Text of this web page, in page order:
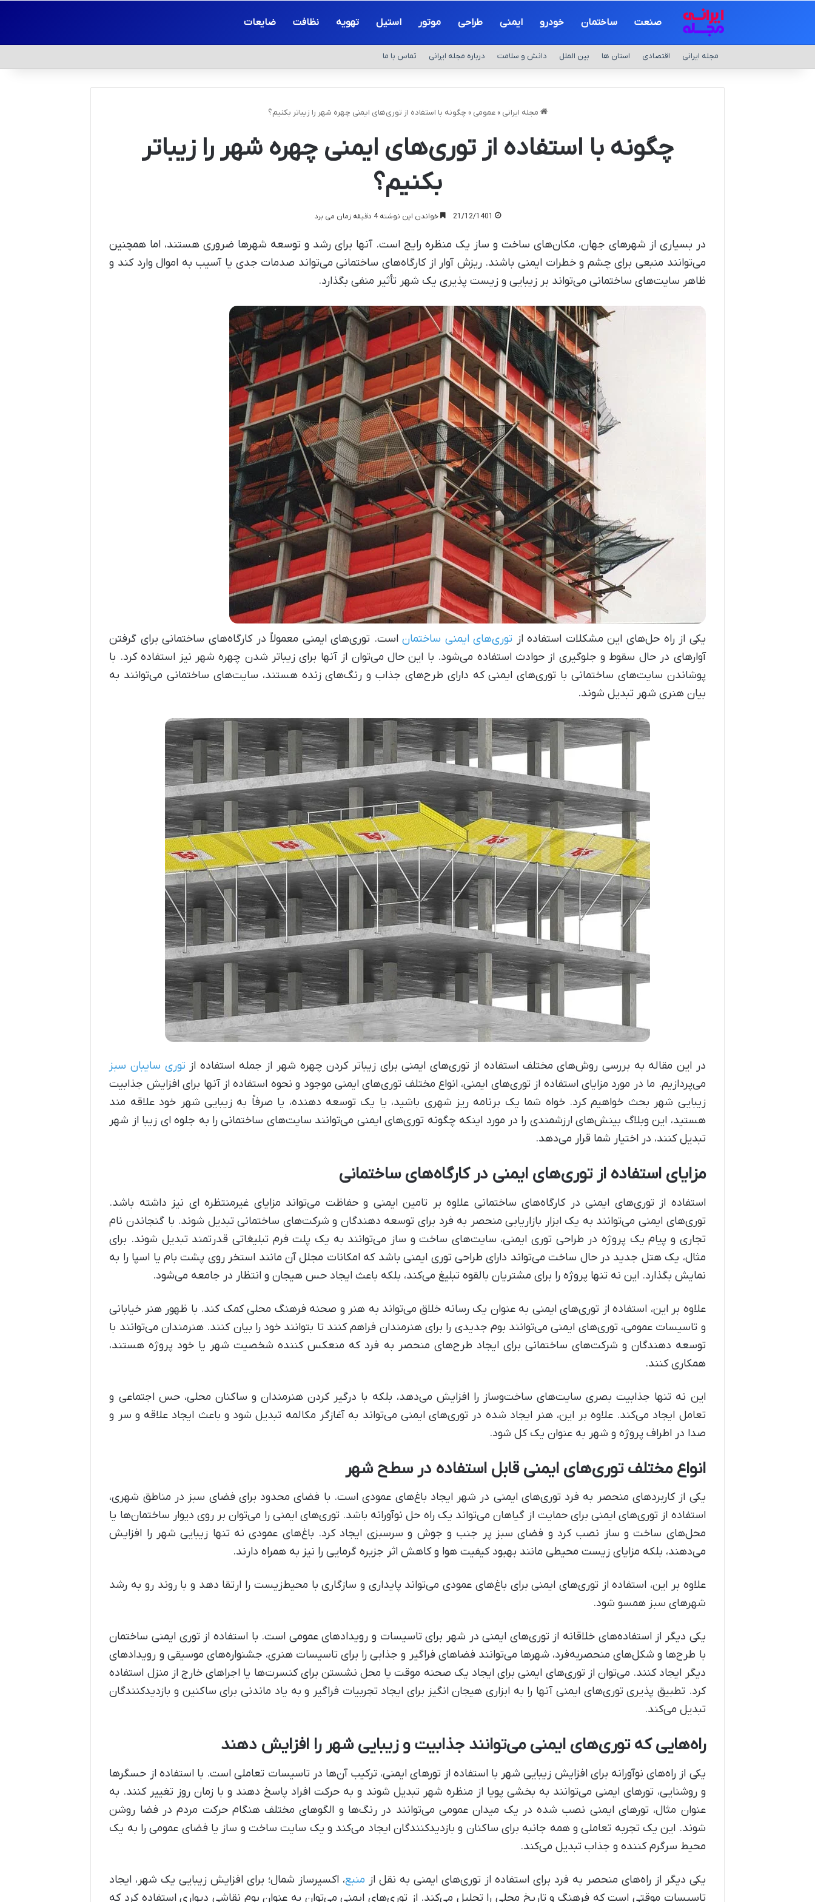
صنعت ساختمان خودرو ایمنی طراحی موتور استیل تهویه نظافت ضایعات
مجله ایرانی اقتصادی استان ها بین الملل دانش و سلامت درباره مجله ایرانی تماس با ما
مجله ایرانی » عمومی » چگونه با استفاده از توری‌های ایمنی چهره شهر را زیباتر بکنیم؟
چگونه با استفاده از توری‌های ایمنی چهره شهر را زیباتر
بکنیم؟
21/12/1401 خواندن این نوشته 4 دقیقه زمان می برد
در بسیاری از شهرهای جهان، مکان‌های ساخت و ساز یک منظره رایج است. آنها برای رشد و توسعه شهرها ضروری هستند، اما همچنین
می‌توانند منبعی برای چشم و خطرات ایمنی باشند. ریزش آوار از کارگاه‌های ساختمانی می‌تواند صدمات جدی یا آسیب به اموال وارد کند و
ظاهر سایت‌های ساختمانی می‌تواند بر زیبایی و زیست پذیری یک شهر تأثیر منفی بگذارد.
یکی از راه حل‌های این مشکلات استفاده از توری‌های ایمنی ساختماناست. توری‌های ایمنی معمولاً در کارگاه‌های ساختمانی برای گرفتن
آوارهای در حال سقوط و جلوگیری از حوادث استفاده می‌شود. با این حال می‌توان از آنها برای زیباتر شدن چهره شهر نیز استفاده کرد. با
پوشاندن سایت‌های ساختمانی با توری‌های ایمنی که دارای طرح‌های جذاب و رنگ‌های زنده هستند، سایت‌های ساختمانی می‌توانند به
بیان هنری شهر تبدیل شوند.
در این مقاله به بررسی روش‌های مختلف استفاده از توری‌های ایمنی برای زیباتر کردن چهره شهر از جمله استفاده از توری سایبان سبز
می‌پردازیم. ما در مورد مزایای استفاده از توری‌های ایمنی، انواع مختلف توری‌های ایمنی موجود و نحوه استفاده از آنها برای افزایش جذابیت
زیبایی شهر بحث خواهیم کرد. خواه شما یک برنامه ریز شهری باشید، یا یک توسعه دهنده، یا صرفاً به زیبایی شهر خود علاقه مند
هستید، این وبلاگ بینش‌های ارزشمندی را در مورد اینکه چگونه توری‌های ایمنی می‌توانند سایت‌های ساختمانی را به جلوه ای زیبا از شهر
تبدیل کنند، در اختیار شما قرار می‌دهد.
مزایای استفاده از توری‌های ایمنی در کارگاه‌های ساختمانی
استفاده از توری‌های ایمنی در کارگاه‌های ساختمانی علاوه بر تامین ایمنی و حفاظت می‌تواند مزایای غیرمنتظره ای نیز داشته باشد.
توری‌های ایمنی می‌توانند به یک ابزار بازاریابی منحصر به فرد برای توسعه دهندگان و شرکت‌های ساختمانی تبدیل شوند. با گنجاندن نام
تجاری و پیام یک پروژه در طراحی توری ایمنی، سایت‌های ساخت و ساز می‌توانند به یک پلت فرم تبلیغاتی قدرتمند تبدیل شوند. برای
مثال، یک هتل جدید در حال ساخت می‌تواند دارای طراحی توری ایمنی باشد که امکانات مجلل آن مانند استخر روی پشت بام یا اسپا را به
نمایش بگذارد. این نه تنها پروژه را برای مشتریان بالقوه تبلیغ می‌کند، بلکه باعث ایجاد حس هیجان و انتظار در جامعه می‌شود.
علاوه بر این، استفاده از توری‌های ایمنی به عنوان یک رسانه خلاق می‌تواند به هنر و صحنه فرهنگ محلی کمک کند. با ظهور هنر خیابانی
و تاسیسات عمومی، توری‌های ایمنی می‌توانند بوم جدیدی را برای هنرمندان فراهم کنند تا بتوانند خود را بیان کنند. هنرمندان می‌توانند با
توسعه دهندگان و شرکت‌های ساختمانی برای ایجاد طرح‌های منحصر به فرد که منعکس کننده شخصیت شهر یا خود پروژه هستند،
همکاری کنند.
این نه تنها جذابیت بصری سایت‌های ساخت‌وساز را افزایش می‌دهد، بلکه با درگیر کردن هنرمندان و ساکنان محلی، حس اجتماعی و
تعامل ایجاد می‌کند. علاوه بر این، هنر ایجاد شده در توری‌های ایمنی می‌تواند به آغازگر مکالمه تبدیل شود و باعث ایجاد علاقه و سر و
صدا در اطراف پروژه و شهر به عنوان یک کل شود.
انواع مختلف توری‌های ایمنی قابل استفاده در سطح شهر
یکی از کاربردهای منحصر به فرد توری‌های ایمنی در شهر ایجاد باغ‌های عمودی است. با فضای محدود برای فضای سبز در مناطق شهری،
استفاده از توری‌های ایمنی برای حمایت از گیاهان می‌تواند یک راه حل نوآورانه باشد. توری‌های ایمنی را می‌توان بر روی دیوار ساختمان‌ها یا
محل‌های ساخت و ساز نصب کرد و فضای سبز پر جنب و جوش و سرسبزی ایجاد کرد. باغ‌های عمودی نه تنها زیبایی شهر را افزایش
می‌دهند، بلکه مزایای زیست محیطی مانند بهبود کیفیت هوا و کاهش اثر جزیره گرمایی را نیز به همراه دارند.
علاوه بر این، استفاده از توری‌های ایمنی برای باغ‌های عمودی می‌تواند پایداری و سازگاری با محیط‌زیست را ارتقا دهد و با روند رو به رشد
شهرهای سبز همسو شود.
یکی دیگر از استفاده‌های خلاقانه از توری‌های ایمنی در شهر برای تاسیسات و رویدادهای عمومی است. با استفاده از توری ایمنی ساختمان
با طرح‌ها و شکل‌های منحصربه‌فرد، شهرها می‌توانند فضاهای فراگیر و جذابی را برای تاسیسات هنری، جشنواره‌های موسیقی و رویدادهای
دیگر ایجاد کنند. می‌توان از توری‌های ایمنی برای ایجاد یک صحنه موقت یا محل نشستن برای کنسرت‌ها یا اجراهای خارج از منزل استفاده
کرد. تطبیق پذیری توری‌های ایمنی آنها را به ابزاری هیجان انگیز برای ایجاد تجربیات فراگیر و به یاد ماندنی برای ساکنین و بازدیدکنندگان
تبدیل می‌کند.
راه‌هایی که توری‌های ایمنی می‌توانند جذابیت و زیبایی شهر را افزایش دهند
یکی از راه‌های نوآورانه برای افزایش زیبایی شهر با استفاده از تور‌های ایمنی، ترکیب آن‌ها در تاسیسات تعاملی است. با استفاده از حسگرها
و روشنایی، تور‌های ایمنی می‌توانند به بخشی پویا از منظره شهر تبدیل شوند و به حرکت افراد پاسخ دهند و با زمان روز تغییر کنند. به
عنوان مثال، تور‌های ایمنی نصب شده در یک میدان عمومی می‌توانند در رنگ‌ها و الگوهای مختلف هنگام حرکت مردم در فضا روشن
شوند. این یک تجربه تعاملی و همه جانبه برای ساکنان و بازدیدکنندگان ایجاد می‌کند و یک سایت ساخت و ساز یا فضای عمومی را به یک
محیط سرگرم کننده و جذاب تبدیل می‌کند.
یکی دیگر از راه‌های منحصر به فرد برای استفاده از توری‌های ایمنی به نقل از منبع، اکسیرساز شمال؛ برای افزایش زیبایی یک شهر، ایجاد
تاسیسات موقتی است که فرهنگ و تاریخ محلی را تجلیل می‌کند. از توری‌های ایمنی می‌توان به عنوان بوم نقاشی دیواری استفاده کرد که